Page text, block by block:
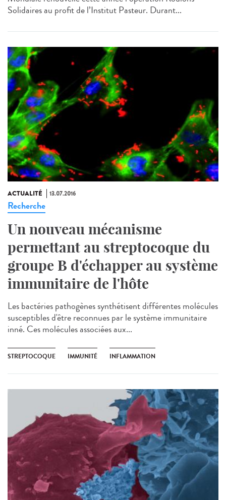
Solidaires au profit de l’Institut Pasteur. Durant...
ACTUALITÉ 13.07.2016
Recherche
Un nouveau mécanisme
permettant au streptocoque du
groupe B d'échapper au système
immunitaire de l'hôte
Les bactéries pathogènes synthétisent différentes molécules
susceptibles d'être reconnues par le système immunitaire
inné. Ces molécules associées aux...
STREPTOCOQUE IMMUNITÉ INFLAMMATION